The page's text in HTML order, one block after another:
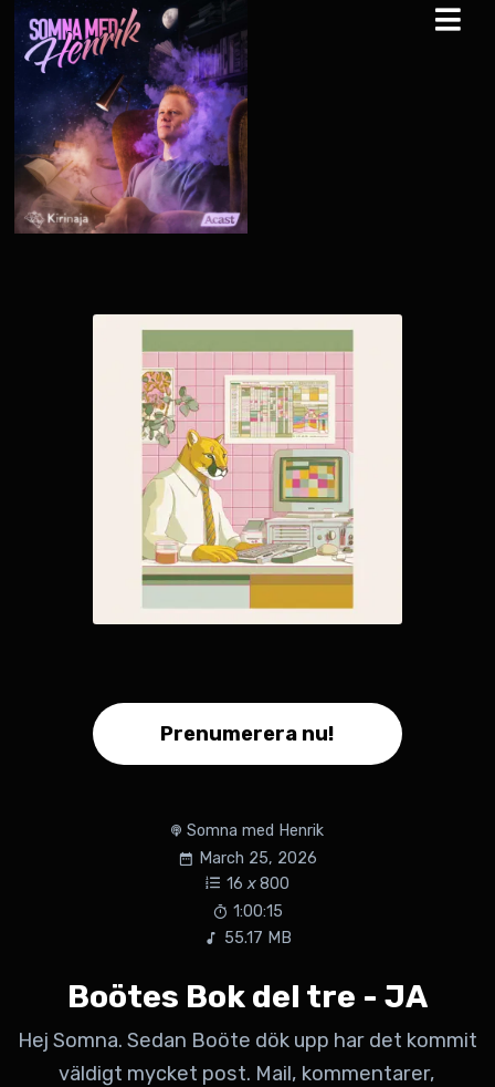
Prenumerera nu!
Somna med Henrik
March 25, 2026
16 x800
1:00:15
55.17 MB
Boötes Bok del tre - JA
Hej Somna. Sedan Boöte dök upp har det kommit
väldigt mycket post. Mail, kommentarer,